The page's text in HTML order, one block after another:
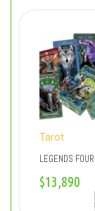
Tarot
LEGENDS
$13,890